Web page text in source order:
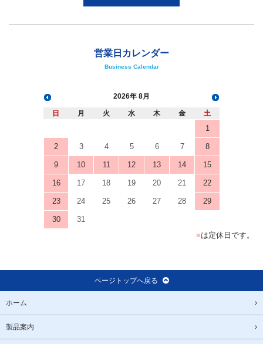
営業日カレンダー
Business Calendar
2026 8月
日 月 火 水 木 金 土
1
2 3 4 5 6 7 8
9 10 11 12 13 14 15
16 17 18 19 20 21 22
23 24 25 26 27 28 29
30
31
■は定休日です。
ページトップへ戻る
ホーム
製品案内